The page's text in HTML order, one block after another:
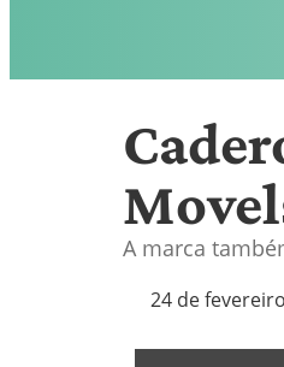
A marca
24 de